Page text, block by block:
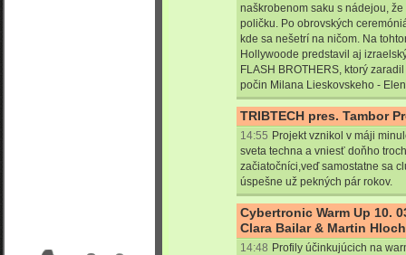
naškrobenom saku s nádejou,
poličku. Po obrovských
kde sa nešetrí na ničom. Na
Hollywoode predstavil aj
FLASH BROTHERS, ktorý
počin Milana Lieskovskeho -
TRIBTECH pres. Tambor
14:55 Projekt vznikol v máji
sveta techna a vniesť doňho
začiatočníci,veď samostatne sa
úspešne už pekných pár rokov.
Cybertronic Warm Up 10.
Clara Bailar & Martin Hloch
14:48 Profily účinkujúcich na